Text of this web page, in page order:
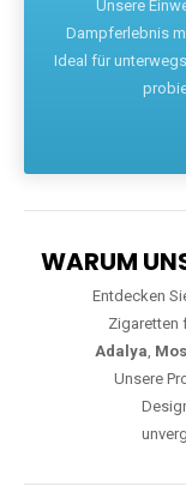
Unsere
Dampferlebnis
Ideal für
WARUM
Entdecken
Zigaretten
Adalya,
Unsere